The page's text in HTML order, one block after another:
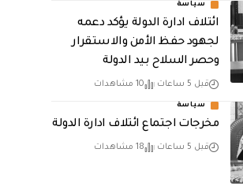
سياسة
ائتلاف ادارة الدولة يؤكد دعمه
لجهود حفظ الأمن والاستقرار
وحصر السلاح بيد الدولة
قبل 5 ساعات 10 مشاهدات
سياسة
مخرجات اجتماع ائتلاف ادارة الدولة
قبل 5 ساعات 18 مشاهدات